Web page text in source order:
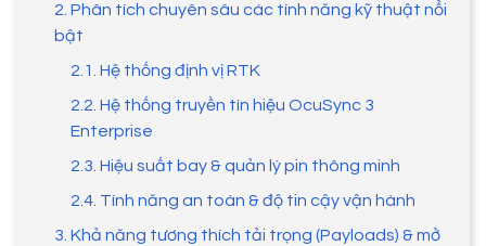
2. Phân tích chuyên sâu các tính năng kỹ thuật nổi
bật
2.1. Hệ thống định vị RTK
2.2. Hệ thống truyền tín hiệu OcuSync 3
Enterprise
2.3. Hiệu suất bay & quản lý pin thông minh
2.4. Tính năng an toàn & độ tin cậy vận hành
3. Khả năng tương thích tải trọng (Payloads) & mở